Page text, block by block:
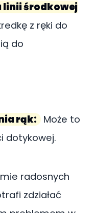
linii środkowej
z ręki do
do
rąk: Może to
dotykowej.
radosnych
zdziałać